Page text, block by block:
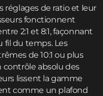
réglages de ratio et leur
fonctionnent
2:1 et 8:1, façonnant
fil du temps. Les
de 10:1 ou plus
contrôle absolu des
lissent la gamme
comme un plafond